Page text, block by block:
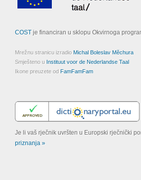
COSTje financiran u sklopu Okvirnoga
Mrežnu stranicu izradio Michal Boleslav Měchura
Smješteno u Instituut voor de Nederlandse Taal
Ikone preuzete od FamFamFam
Je li vaš rječnik uvršten u Europski rječnički
priznanja »